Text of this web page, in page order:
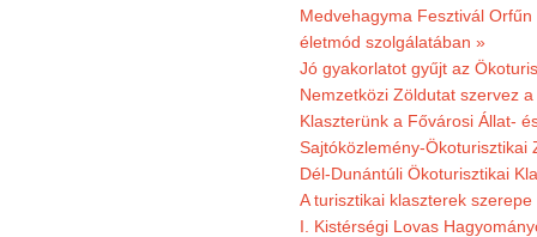
Medvehagyma Fesztivál
életmód szolgálatában »
Jó gyakorlatot gyűjt az
Nemzetközi Zöldutat szervez
Klaszterünk a Fővárosi Állat-
Sajtóközlemény-Ökoturisztikai
Dél-Dunántúli Ökoturisztikai
A turisztikai klaszterek
I. Kistérségi Lovas